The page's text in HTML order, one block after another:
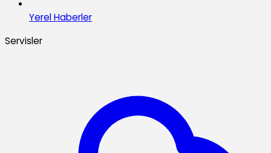
Yerel Haberler
Servisler